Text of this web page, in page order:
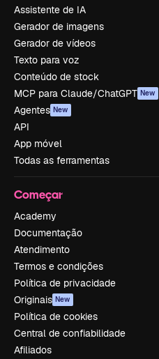
Assistente de IA
Gerador de imagens
Gerador de vídeos
Texto para voz
Conteúdo de stock
MCP para Claude/ChatGPT New
Agentes New
API
App móvel
Todas as ferramentas
Começar
Academy
Documentação
Atendimento
Termos e condições
Política de privacidade
Originais New
Política de cookies
Central de confiabilidade
Afiliados